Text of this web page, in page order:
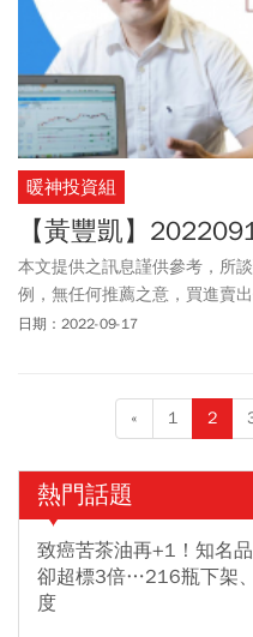
暖神投資組
【黃豐凱】
本文提供之訊息謹供參考，所
例，無任何推薦之意，買進賣
供訂閱戶本人使用，非經授權
日期：2022-09-17
« 1 2
熱門話題
致癌苦茶油再+1！知名
卻超標3倍…216瓶下架
度